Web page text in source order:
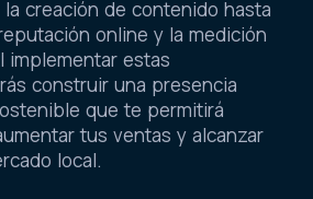
creación de contenido hasta
online y la medición
implementar estas
construir una presencia
que te permitirá
tus ventas y alcanzar
local.